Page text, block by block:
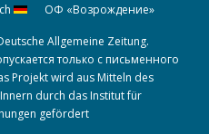
ОФ «Возрождение»
Allgemeine Zeitung.
только с письменного
Projekt wird aus Mitteln des
durch das Institut für
gefördert